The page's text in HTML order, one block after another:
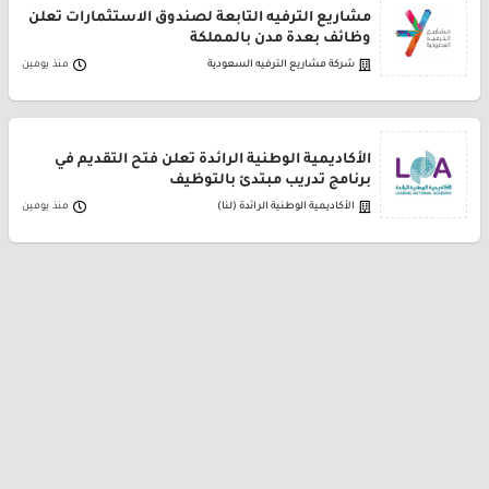
مشاريع الترفيه التابعة لصندوق الاستثمارات تعلن
وظائف بعدة مدن بالمملكة
شركة مشاريع الترفيه السعودية منذ يومين
الأكاديمية الوطنية الرائدة تعلن فتح التقديم في
برنامج تدريب مبتدئ بالتوظيف
الأكاديمية الوطنية الرائدة (لنا) منذ يومين